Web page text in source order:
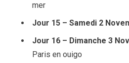
mer
Jour 15 – Samedi 2
Jour 16 – Dimanche 3
Paris en ouigo